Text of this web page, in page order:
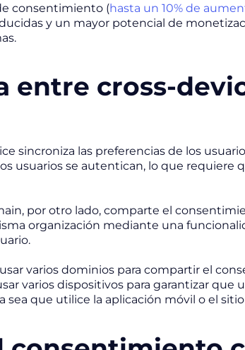
consentimiento (hasta un 10% de
y un mayor potencial de
entre cross-
sincroniza las preferencias de los
usuarios se autentican, lo que requiere
por otro lado, comparte el
organización mediante una
varios dominios para compartir el
varios dispositivos para garantizar que
que utilice la aplicación móvil o el